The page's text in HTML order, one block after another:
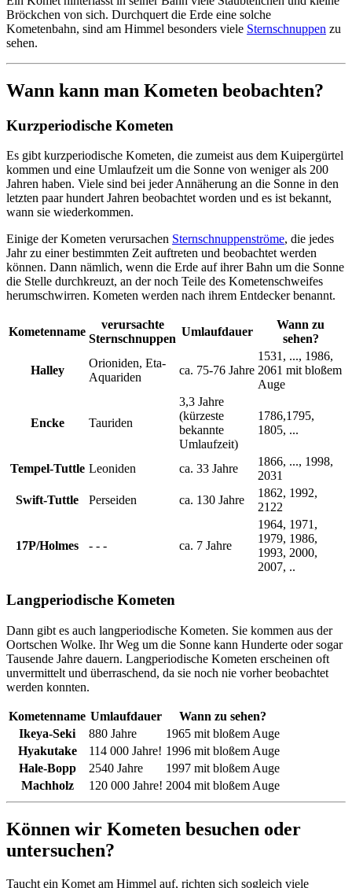
Bröckchen von sich. Durchquert die Erde eine solche
Kometenbahn, sind am Himmel besonders viele Sternschnuppen zu
sehen.
Wann kann man Kometen beobachten?
Kurzperiodische Kometen
Es gibt kurzperiodische Kometen, die zumeist aus dem Kuipergürtel
kommen und eine Umlaufzeit um die Sonne von weniger als 200
Jahren haben. Viele sind bei jeder Annäherung an die Sonne in den
letzten paar hundert Jahren beobachtet worden und es ist bekannt,
wann sie wiederkommen.
Einige der Kometen verursachen Sternschnuppenströme, die jedes
Jahr zu einer bestimmten Zeit auftreten und beobachtet werden
können. Dann nämlich, wenn die Erde auf ihrer Bahn um die Sonne
die Stelle durchkreuzt, an der noch Teile des Kometenschweifes
herumschwirren. Kometen werden nach ihrem Entdecker benannt.
Kometenname
verursachte
Sternschnuppen
Umlaufdauer
Wann zu
sehen?
Halley
Orioniden, Eta-
Aquariden
ca. 75-76 Jahre
1531, ..., 1986,
2061 mit bloßem
Auge
Encke Tauriden
3,3 Jahre
(kürzeste
bekannte
Umlaufzeit)
1786,1795,
1805, ...
Tempel-Tuttle Leoniden ca. 33 Jahre
1866, ..., 1998,
2031
Swift-Tuttle
Perseiden ca. 130 Jahre
1862, 1992,
2122
17P/Holmes - - - ca. 7 Jahre
1964, 1971,
1979, 1986,
1993, 2000,
2007, ..
Langperiodische Kometen
Dann gibt es auch langperiodische Kometen. Sie kommen aus der
Oortschen Wolke. Ihr Weg um die Sonne kann Hunderte oder sogar
Tausende Jahre dauern. Langperiodische Kometen erscheinen oft
unvermittelt und überraschend, da sie noch nie vorher beobachtet
werden konnten.
Kometenname Umlaufdauer
Wann zu sehen?
Ikeya-Seki
880 Jahre
1965 mit bloßem Auge
Hyakutake
114 000 Jahre! 1996 mit bloßem Auge
Hale-Bopp
2540 Jahre
1997 mit bloßem Auge
Machholz
120 000 Jahre! 2004 mit bloßem Auge
Können wir Kometen besuchen oder
untersuchen?
Taucht ein Komet am Himmel auf, richten sich sogleich viele